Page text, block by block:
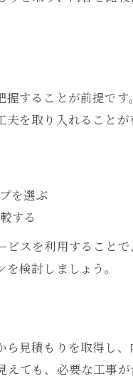
することが前提で
を取り入れることが
を選ぶ
する
スを利用すること
検討しましょう。
見積もりを取得し
ても、必要な工事